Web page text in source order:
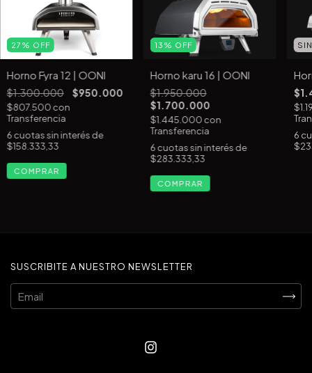
27 % OFF
Horno Fyra 12 | OONI
$1.300.000 $950.000
$807.500con
Transferencia
6cuotas sin interés de
$158.333,33
13 % OFF
Horno karu 16 | OONI
$1.950.000
$1.700.000
$1.445.000con
Transferencia
6cuotas sin interés de
$283.333,33
6
SUSCRIBITE A NUESTRO NEWSLETTER